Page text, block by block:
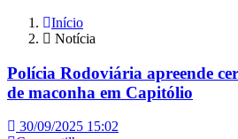
Início
Notícia
Polícia Rodoviária apreende
de maconha em Capitólio
30/09/2025 15:02